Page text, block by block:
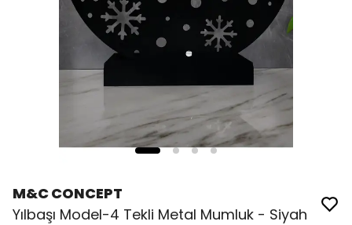
M&C CONCEPT
Yılbaşı Model-4 Tekli Metal Mumluk - Siyah